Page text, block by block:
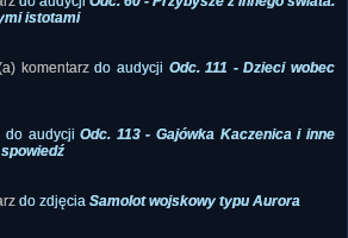
komentarz
do zdjęcia
do zdjęciaZdjęcie z Baszty Maślankowej w